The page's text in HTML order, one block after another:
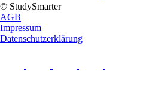
© StudySmarter
AGB
Impressum
Datenschutzerklärung